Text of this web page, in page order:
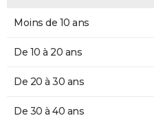
Moins de 10 ans
De 10 à 20 ans
De 20 à 30 ans
De 30 à 40 ans